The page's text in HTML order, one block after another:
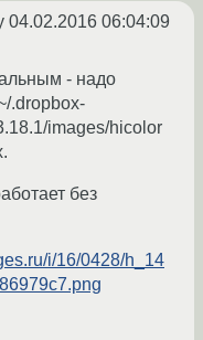
04.02.2016 06:04:09
- надо
.dropbox-
images/hicolor
без
i/16/0428/h_14